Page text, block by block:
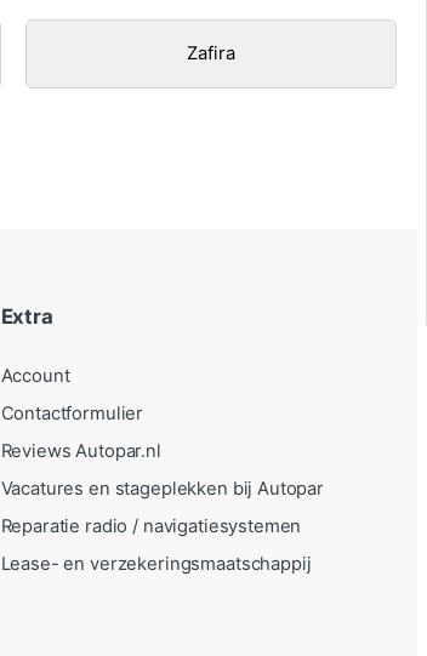
Zafira
Extra
Account
Contactformulier
Reviews Autopar.nl
Vacatures en stageplekken bij Autopar
Reparatie radio / navigatiesystemen
Lease- en verzekeringsmaatschappij